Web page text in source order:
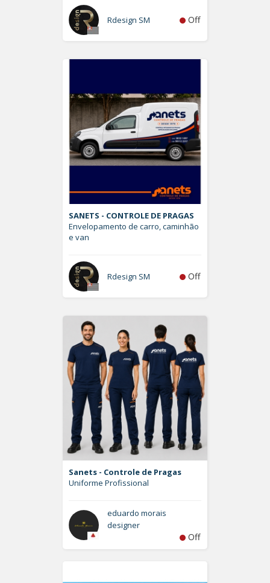
Rdesign SM Off
SANETS - CONTROLE DE PRAGAS
Envelopamento de carro, caminhão
e van
Rdesign SM Off
Sanets - Controle de Pragas
Uniforme Profissional
eduardo morais
designer
Off